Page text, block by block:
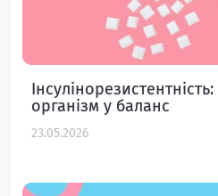
організм у баланс
23.05.2026